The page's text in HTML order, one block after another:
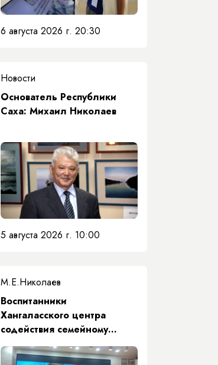
6 августа 2026 г. 20:30
Новости
Основатель Республики
Саха: Михаил Николаев
5 августа 2026 г. 10:00
М.Е.Николаев
​Воспитанники
Хангаласского центра
содействия семейному
воспитанию почтили память
Первого Президента Якутии